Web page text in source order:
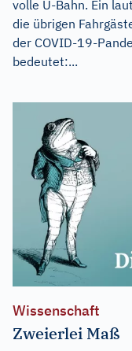
volle U-Bahn. Ein
die übrigen
der COVID-19-
bedeutet:...
Wissenschaft
Zweierlei Maß